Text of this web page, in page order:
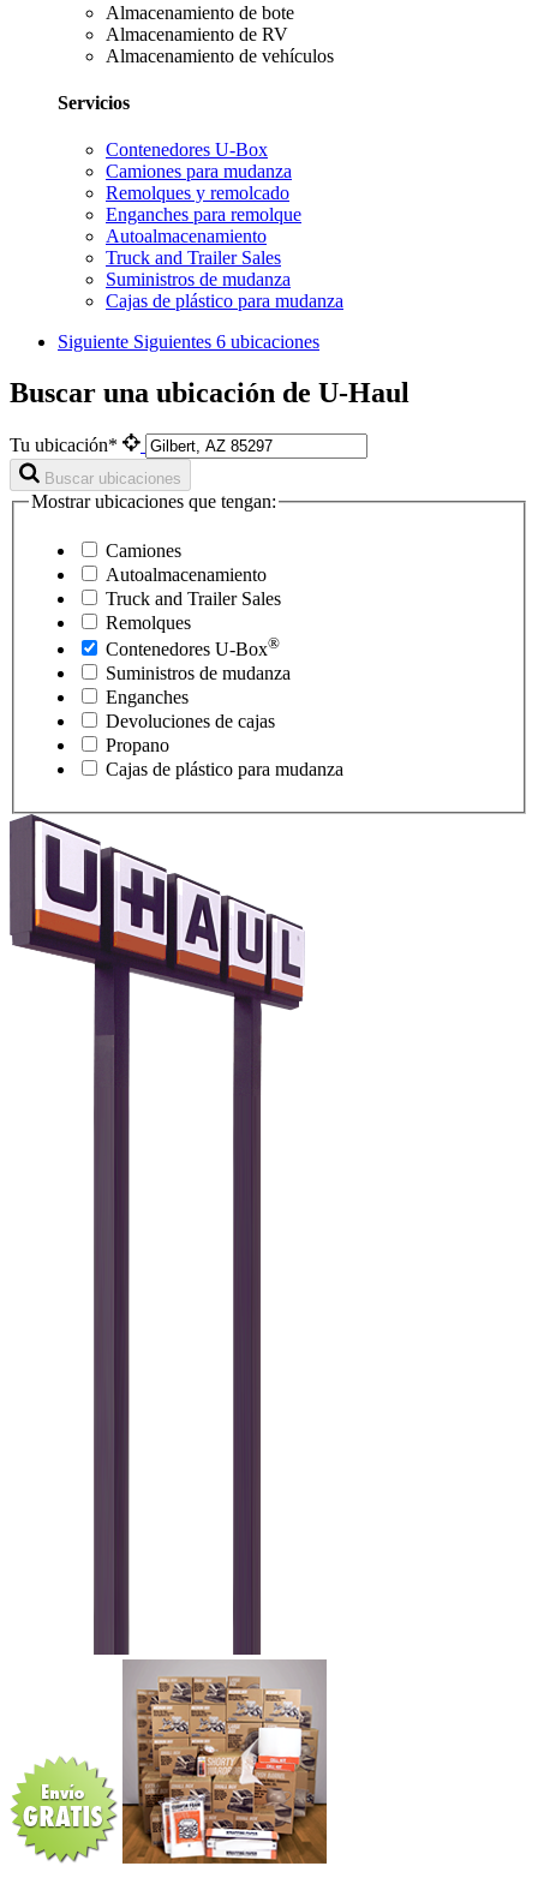
Almacenamiento de bote
Almacenamiento de RV
Almacenamiento de vehículos
Servicios
Contenedores U-Box
Camiones para mudanza
Remolques y remolcado
Enganches para remolque
Autoalmacenamiento
Truck and Trailer Sales
Suministros de mudanza
Cajas de plástico para mudanza
Siguiente Siguientes 6 ubicaciones
Buscar una ubicación de U-Haul
Tu ubicación*
Buscar ubicaciones
Mostrar ubicaciones que tengan:
Camiones
Autoalmacenamiento
Truck and Trailer Sales
Remolques
Contenedores U-Box®
Suministros de mudanza
Enganches
Devoluciones de cajas
Propano
Cajas de plástico para mudanza